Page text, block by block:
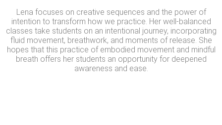
Lena focuses on creative sequences and the power of
intention to transform how we practice. Her well-balanced
classes take students on an intentional journey, incorporating
fluid movement, breathwork, and moments of release. She
hopes that this practice of embodied movement and mindful
breath offers her students an opportunity for deepened
awareness and ease.